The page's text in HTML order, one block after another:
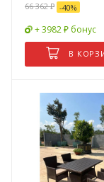
66 362₽ -40%
+ 3982 ₽ бонус
В